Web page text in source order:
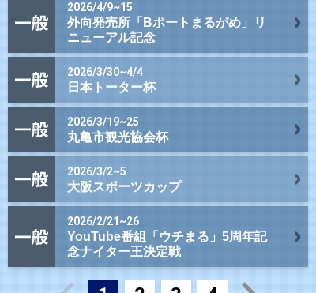
2026/4/9~15
外向発売所「Bポートまるがめ」リ
ニューアル記念
2026/3/30~4/4
日本トーター杯
2026/3/19~25
丸亀市観光協会杯
2026/3/2~5
大阪スポーツカップ
2026/2/21~26
YouTube番組「ウチまる」5周年記
念ナイター王決定戦